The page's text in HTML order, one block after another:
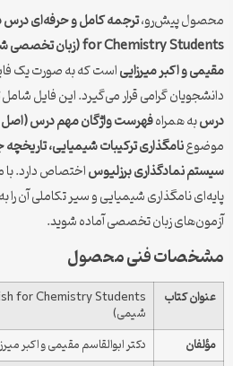
محصول پیش‌رو،
for Chemistry Students (زبان تخصصی شیمی)
مقیمی و اکبر میرزاییاست که به صورت یک
دانشجویان گرامی قرار می‌گیرد. این فایل شامل
درسبه همراهفهرست واژگان مهم درس (اصل
موضوعنامگذاری ترکیبات شیمیایی،
سیستم نمادگذاری برزلیوساختصاص دارد. با
پایه‌ای نامگذاری شیمیایی و سیر تکاملی آن را
آزمون‌های زبان تخصصی آماده شوید.
مشخصات فنی محصول
عنوان کتاب
شیمی)
مؤلفان
دکتر ابوالقاسم مقیمی و اکبر